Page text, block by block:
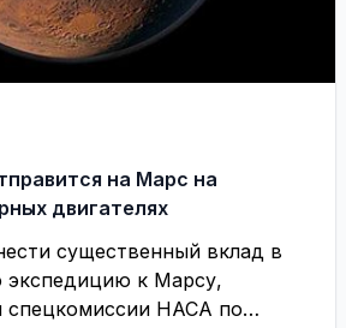
на Марс на
двигателях
существенный вклад в
к Марсу,
спецкомиссии НАСА по